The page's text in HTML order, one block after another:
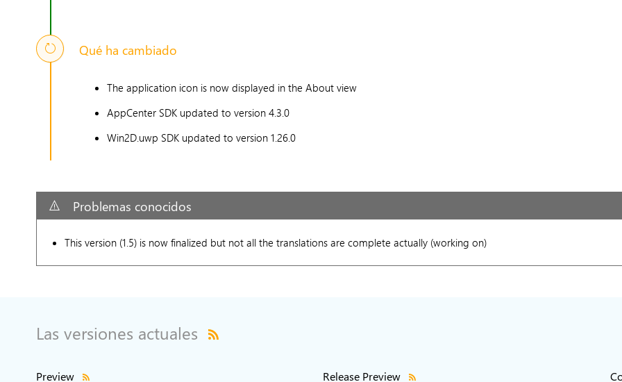
Qué ha cambiado
The application icon is now displayed in the About view
AppCenter SDK updated to version 4.3.0
Win2D.uwp SDK updated to version 1.26.0
Problemas conocidos
This version (1.5) is now finalized but not all the translations are complete actually (working on)
Las versiones actuales
Preview Release Preview